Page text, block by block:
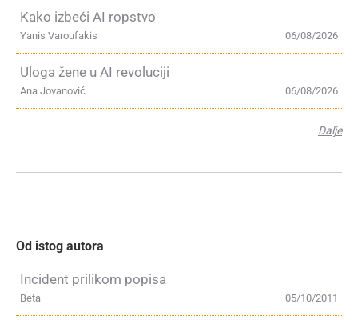
Kako izbeći AI ropstvo
06/08/2026
Yanis Varoufakis
Uloga žene u AI revoluciji
06/08/2026
Ana Jovanović
Dalje
Od istog autora
Incident prilikom popisa
05/10/2011
Beta